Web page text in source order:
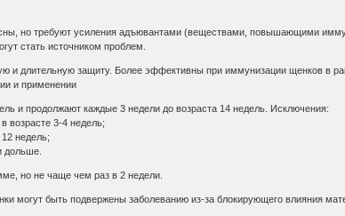
но требуют усиления адъювантами (веществами, повышающими
стать источником проблем.
длительную защиту. Более эффективны при иммунизации щенков в
и применении
и продолжают каждые 3 недели до возраста 14 недель. Исключения:
возрасте 3-4 недель;
недель;
дольше.
но не чаще чем раз в 2 недели.
могут быть подвержены заболеванию из-за блокирующего влияния